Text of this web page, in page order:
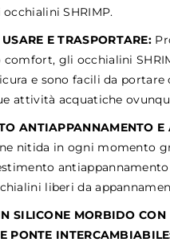
SHRIMP.
E TRASPORTARE:
comfort, gli occhialini
e sono facili da portare
attività acquatiche
ANTIAPPANNAMENTO E
nitida in ogni momento
antiappannamento
liberi da
SILICONE MORBIDO CON
PONTE